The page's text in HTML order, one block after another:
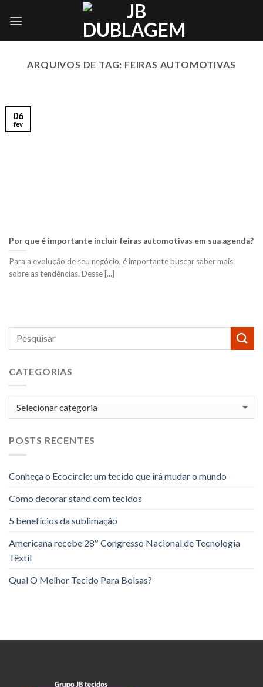
ARQUIVOS DE TAG: FEIRAS AUTOMOTIVAS
CATEGORIAS
Categorias
POSTS RECENTES
Conheça o Ecocircle: um tecido que irá mudar o mundo
Como decorar stand com tecidos
5 benefícios da sublimação
Americana recebe 28º Congresso Nacional de Tecnologia
Têxtil
Qual O Melhor Tecido Para Bolsas?
Por que é importante incluir feiras automotivas em sua agenda?
Para a evolução de seu negócio, é importante buscar saber mais
sobre as tendências. Desse [...]
06
fev